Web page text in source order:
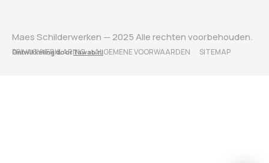
Maes Schilderwerken — 2025 Alle rechten voorbehouden.
Ontwikkeling doorTawab.nl
PRIVACYVERKLARING ALGEMENE VOORWAARDEN SITEMAP